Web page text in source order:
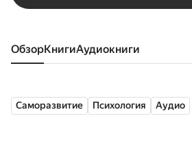
Обзор книги аудиокниги
Саморазвитие Психология Аудио